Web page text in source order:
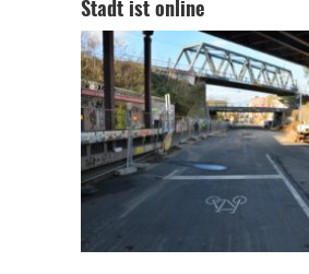
Stadt ist online